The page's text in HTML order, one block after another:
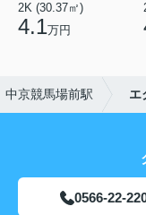
2K (30.37㎡)
4.1万円
中京競馬場前駅 エ
0566-22-